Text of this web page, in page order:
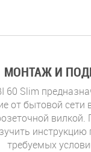
МОНТАЖ И
60 Slim
от бытовой
требуемых